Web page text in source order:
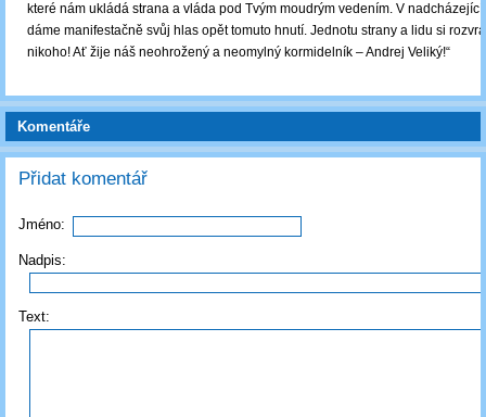
které nám ukládá strana a vláda pod Tvým moudrým vedením. V
dáme manifestačně svůj hlas opět tomuto hnutí. Jednotu strany a lidu si
nikoho! Ať žije náš neohrožený a neomylný kormidelník – Andrej Veliký!“
Komentáře
Přidat komentář
Jméno:
Nadpis:
Text: